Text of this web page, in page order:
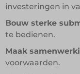
investeringen in
Bouw sterke
te bedienen.
Maak
voorwaarden.